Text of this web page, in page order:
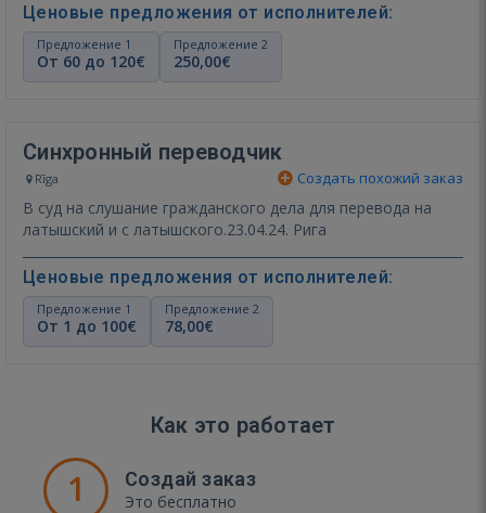
Ценовые предложения от исполнителей:
Предложение 1
От 60 до 120€
Предложение 2
250,00€
Синхронный переводчик
Rīga Создать похожий заказ
В суд на слушание гражданского дела для перевода на
латышский и с латышского.23.04.24. Рига
Ценовые предложения от исполнителей:
Предложение 1
От 1 до 100€
Предложение 2
78,00€
Как это работает
1 Создай заказ
Это бесплатно